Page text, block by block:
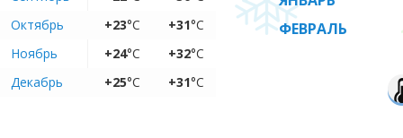
Октябрь
+23°C +31°C
Ноябрь
+24°C +32°C
Декабрь
+25°C +31°C
ФЕВРАЛЬ